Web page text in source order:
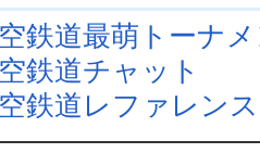
鉄道最萌トーナ
鉄道チャット
鉄道レファレンス